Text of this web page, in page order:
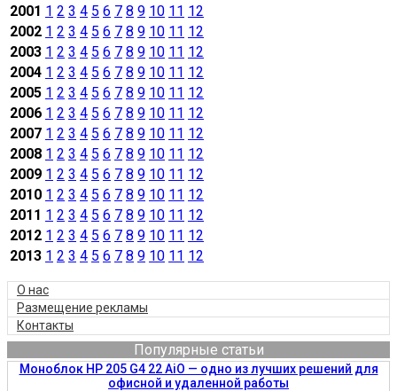
2001 1 2 3 4 5 6 7 8 9 10 11 12
2002 1 2 3 4 5 6 7 8 9 10 11 12
2003 1 2 3 4 5 6 7 8 9 10 11 12
2004 1 2 3 4 5 6 7 8 9 10 11 12
2005 1 2 3 4 5 6 7 8 9 10 11 12
2006 1 2 3 4 5 6 7 8 9 10 11 12
2007 1 2 3 4 5 6 7 8 9 10 11 12
2008 1 2 3 4 5 6 7 8 9 10 11 12
2009 1 2 3 4 5 6 7 8 9 10 11 12
2010 1 2 3 4 5 6 7 8 9 10 11 12
2011 1 2 3 4 5 6 7 8 9 10 11 12
2012 1 2 3 4 5 6 7 8 9 10 11 12
2013 1 2 3 4 5 6 7 8 9 10 11 12
О нас
Размещение рекламы
Контакты
Популярные статьи
Моноблок HP 205 G4 22 AiO — одно из лучших решений для
офисной и удаленной работы